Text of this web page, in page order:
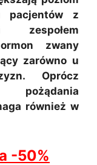
pacjentów z
zwany
zarówno u
Oprócz
pożądania
również w
-50%